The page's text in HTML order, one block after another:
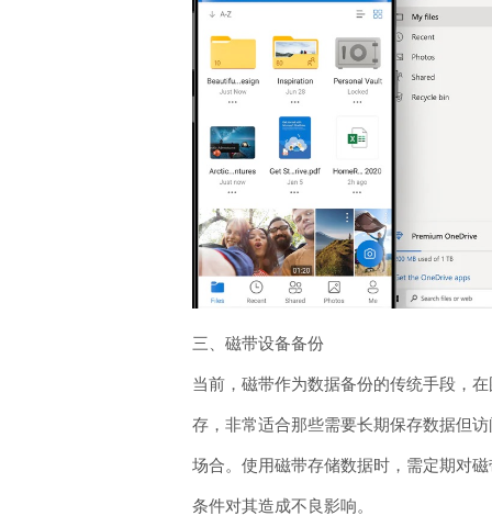
三、磁带设备备份
当前，磁带作为数据备份的传统手段，
存，非常适合那些需要长期保存数据但
场合。使用磁带存储数据时，需定期对
条件对其造成不良影响。